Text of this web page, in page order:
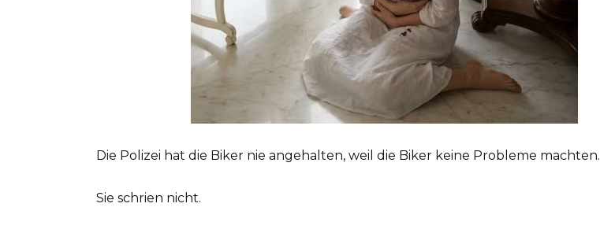
Die Polizei hat die Biker nie angehalten, weil die Biker keine Probleme machten.
Sie schrien nicht.